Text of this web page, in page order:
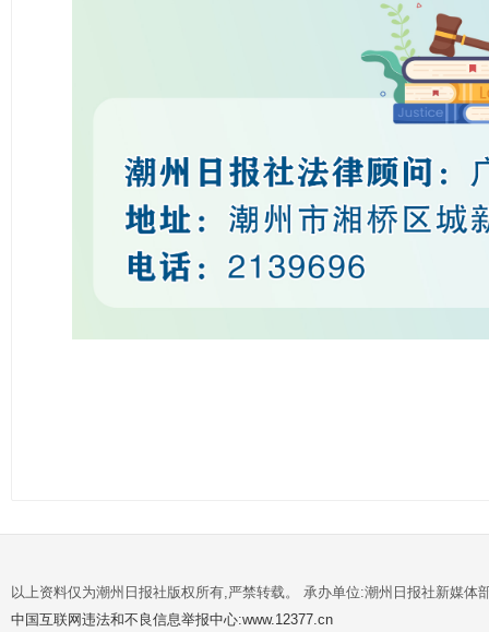
以上资料仅为潮州日报社版权所有,严禁转载。 承办单位:潮州日报社新媒体
中国互联网违法和不良信息举报中心:www.12377.cn